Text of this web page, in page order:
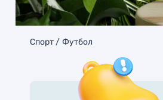
Спорт Футбол